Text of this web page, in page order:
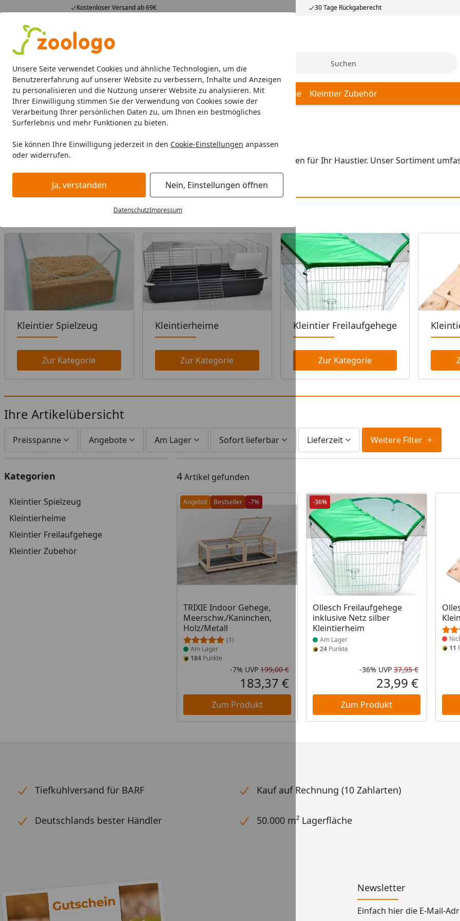
Unsere Seite verwendet Cookies und ähnliche Technologien, um die
Benutzererfahrung auf unserer Website zu verbessern, Inhalte und Anzeigen
zu personalisieren und die Nutzung unserer Website zu analysieren. Mit
Ihrer Einwilligung stimmen Sie der Verwendung von Cookies sowie der
Verarbeitung Ihrer persönlichen Daten zu, um Ihnen ein bestmögliches
Surferlebnis und mehr Funktionen zu bieten.
Sie können Ihre Einwilligung jederzeit in den Cookie-Einstellungen anpassen
oder widerrufen.
Ja, verstanden Nein, Einstellungen öffnen
DatenschutzImpressum
Kostenloser Versand ab 69€ 30 Tage Rückgaberecht
4,73
23.589 Bewertungen
Alle Produkte
Alle Produkte Angebote Neuheiten Sommerhits Suche
Ollesch Kleintier Spielzeug Kleintierheime Kleintier Freilaufgehege Kleintier Zubehör
Startseite
Ollesch
Ollesch
Ollesch bei Zoologo und finden Sie passende Produkte ausgewählter Marken für Ihr Haustier. Unser Sortiment
Bedürfnisse.
Wählen Sie Ihre Wunschkategorie
Kleintier Spielzeug
Zur Kategorie
Kleintierheime
Zur Kategorie
Kleintier Freilaufgehege
Zur Kategorie
Ihre Artikelübersicht
Preisspanne Angebote Am Lager Sofort lieferbar Lieferzeit Weitere Filter
Kategorien
Kleintier Spielzeug
Kleintierheime
Kleintier Freilaufgehege
Kleintier Zubehör
4Artikel gefunden
Angebot Bestseller -7%
TRIXIE Indoor Gehege,
Meerschw./Kaninchen,
Holz/Metall
(1)
Produkt am Lager
Am Lager
184 Punkte
Rabatt in Prozent
-7%
Ursprünglicher Preis
UVP 199,00 €
Aktueller Preis
183,37 €
Zum Produkt
-36%
Ollesch Freilaufgehege
inklusive Netz silber
Kleintierheim
Produkt am Lager
Am Lager
24 Punkte
Rabatt in
-36% UVP 37,95 €
Aktueller
23,99 €
Zum Produkt
11
Tiefkühlversand für BARF Kauf auf Rechnung (10 Zahlarten)
Deutschlands bester Händler 50.000 m² Lagerfläche
Newsletter
Einfach hier die E-Mail-